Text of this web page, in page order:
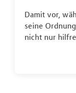
Damit vor,
seine
nicht nur